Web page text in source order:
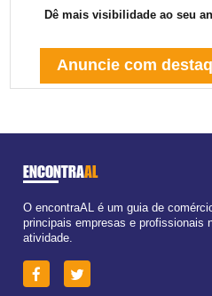
Dê mais visibilidade ao seu
Anuncie com
ENCONTRAAL
O encontraAL é um guia de
principais empresas e profissionais
atividade.